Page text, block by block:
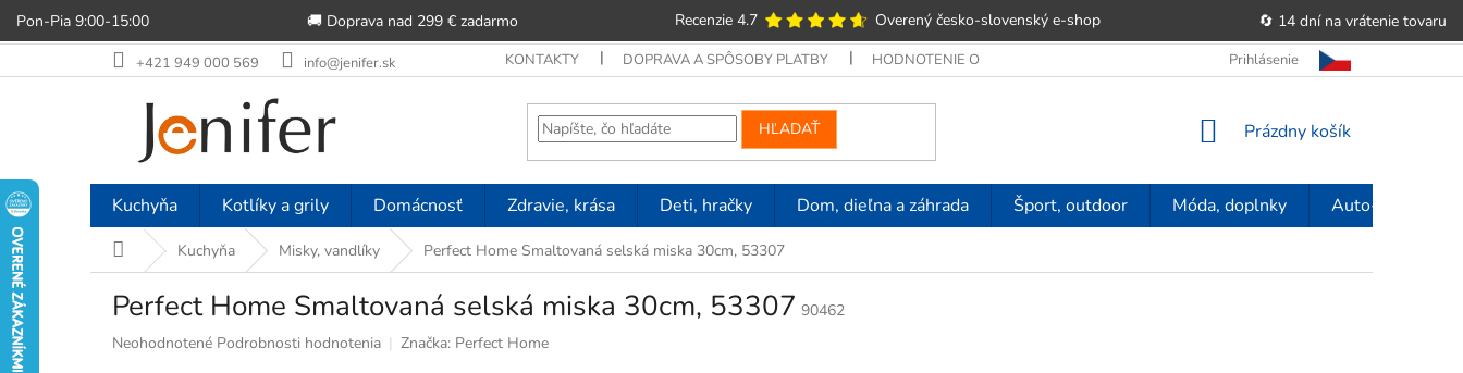
Pon-Pia 9:00-15:00 🚚 Doprava nad 299 € zadarmo Recenzie 4.7 Overený česko-slovenský e‑shop 🔄 14 dní na vrátenie tovaru
na
+421 949 000 569 info@jenifer.sk KONTAKTY DOPRAVA A SPÔSOBY PLATBY HODNOTENIE OBCHODU OBCHODNÉ PODMIENKY POUČENIE O PRÁVE
Prihlásenie
HĽADAŤ
NÁKUPNÝ
Prázdny košík
Kuchyňa Kotlíky a grily Domácnosť Zdravie, krása Deti, hračky Dom, dieľna a záhrada Šport, outdoor Móda, doplnky Auto-moto
DomovKuchyňa Misky, vandlíky Perfect Home Smaltovaná selská miska 30cm, 53307
Perfect Home Smaltovaná selská miska 30cm, 53307 90462
Priemerné
Neohodnotené Podrobnosti hodnotenia Značka: Perfect Home